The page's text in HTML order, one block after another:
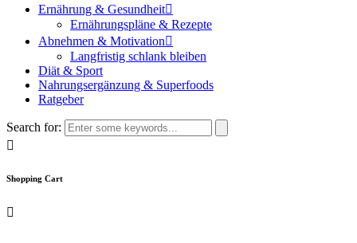
Ernährung & Gesundheit
Ernährungspläne & Rezepte
Abnehmen & Motivation
Langfristig schlank bleiben
Diät & Sport
Nahrungsergänzung & Superfoods
Ratgeber
Search for:
Shopping Cart